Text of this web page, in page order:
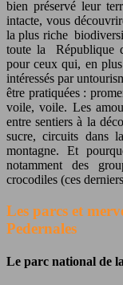
bien préservé leur
intacte, vous
la plus riche
toute la République
pour ceux qui, en
intéressés par
être pratiquées :
voile, voile. Les
entre sentiers à la
sucre, circuits dans
montagne. Et
notamment des
crocodiles (ces
Les parcs et
Pedernales
Le parc national de